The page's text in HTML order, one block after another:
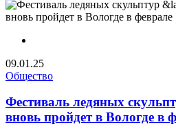
09.01.25
Общество
Фестиваль ледяных
вновь пройдет в Вологде в